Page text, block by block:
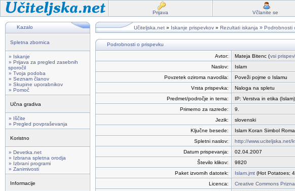
Prijava Včlanite se
Kazalo
Spletna zbornica
» Iskanje
» Prijava za pregled zasebnih
sporočil
» Tvoja podoba
» Seznam članov
» Skupine uporabnikov
» Pomoč
Učna gradiva
» Iščite
» Pregled povpraševanja
Koristno
» Devetka.net
» Izbrana spletna orodja
» Izbrani programi
» Zanimivosti
Informacije
Učiteljska.net » Iskanje prispevkov » Rezultati iskanja » Podrobnosti
Podrobnosti o prispevku
Avtor: Mateja Bitenc (vsi
Naslov:
Islam
Povzetek oziroma navodila:
Poveži pojme o Islamu
Vrsta prispevka:
Naloga na spletu
Predmet/področje in tema:
IP: Verstva in etika (Islam)
Primerno za razrede:
9.
Jezik:
slovenski
Ključne besede:
Islam Koran Simbol
Spletni naslov:
http://www.uciteljska.net/
Datum prispevanja:
02.04.2007
Število klikov:
9820
Paket izvornih datotek:
Islam.jmt (Hot Potatoes;
Licenca:
Creative Commons